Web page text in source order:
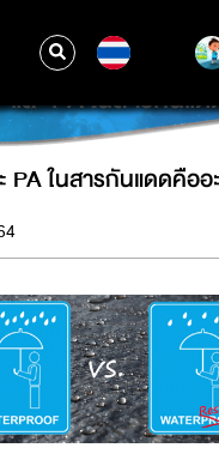
ละ PA ในสารกันแด
PA ในสารกันแดดคืออ